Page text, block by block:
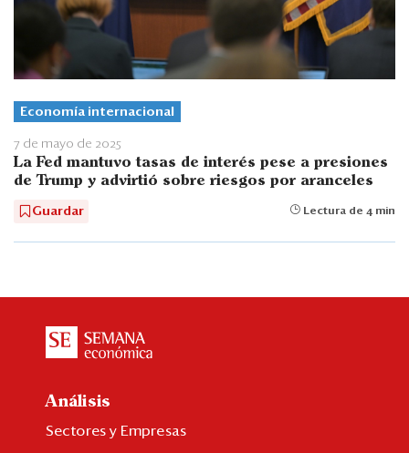
Economía internacional
7 de mayo de 2025
La Fed mantuvo tasas de interés pese a presiones
de Trump y advirtió sobre riesgos por aranceles
Guardar Lectura de 4 min
Análisis
Sectores y Empresas